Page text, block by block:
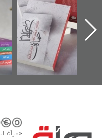
للوثائق البريطانية
يقدمه «مركز أوال»
في سلسلة من 5
كتب
«مرآة